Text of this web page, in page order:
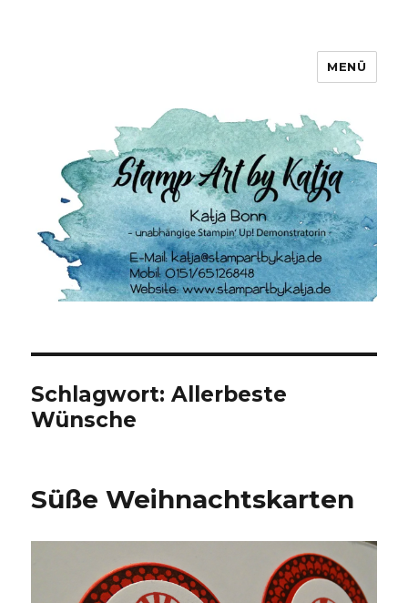
MENÜ
Schlagwort:Allerbeste
Wünsche
Süße Weihnachtskarten